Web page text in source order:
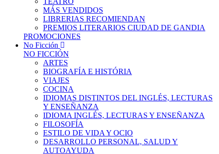
MÁS VENDIDOS
LIBRERIAS RECOMIENDAN
PREMIOS LITERARIOS CIUDAD DE GANDIA
PROMOCIONES
No Ficción
NO FICCIÓN
ARTES
BIOGRAFÍA E HISTÓRIA
VIAJES
COCINA
IDIOMAS DISTINTOS DEL INGLÉS, LECTURAS
Y ENSEÑANZA
IDIOMA INGLÉS, LECTURAS Y ENSEÑANZA
FILOSOFÍA
ESTILO DE VIDA Y OCIO
DESARROLLO PERSONAL, SALUD Y
AUTOAYUDA